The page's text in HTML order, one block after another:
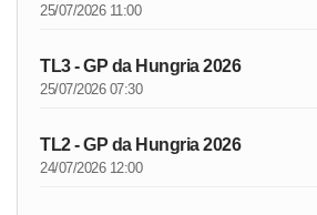
25/07/2026 11:00
TL3 - GP da Hungria 2026
25/07/2026 07:30
TL2 - GP da Hungria 2026
24/07/2026 12:00